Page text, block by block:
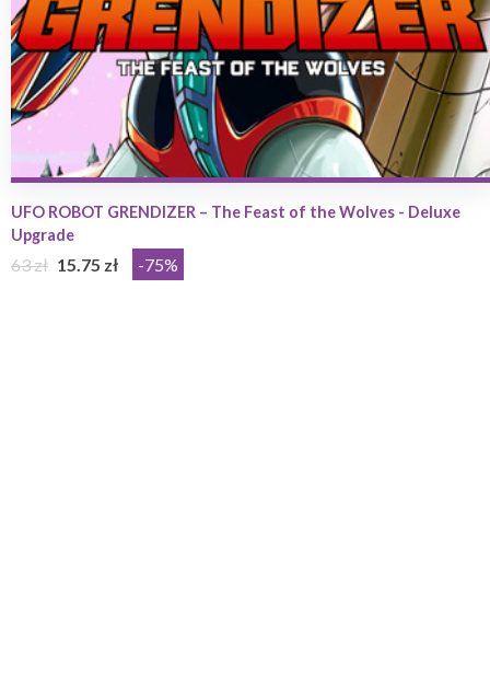
UFO ROBOT GRENDIZER – The Feast of the Wolves - Deluxe
Upgrade
63 zł 15.75 zł -75%